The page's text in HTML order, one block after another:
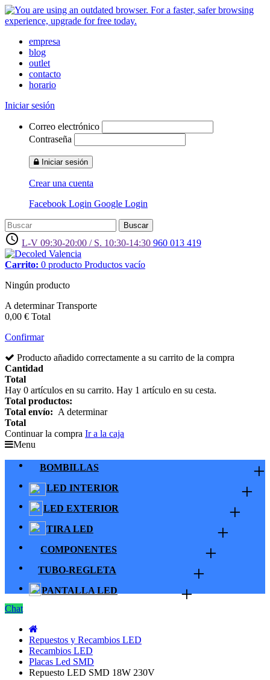
empresa
blog
outlet
contacto
horario
Iniciar sesión
Correo electrónico
Contraseña
Iniciar sesión
Crear una cuenta
Facebook Login Google Login
Buscar
access_time L-V 09:30-20:00 / S. 10:30-14:30 960 013 419
Carrito: 0 producto Productos vacío
Ningún producto
A determinarTransporte
0,00 € Total
Confirmar
Producto añadido correctamente a su carrito de la compra
Cantidad
Total
Hay 0 artículos en su carrito. Hay 1 artículo en su cesta.
Total productos:
Total envío: A determinar
Total
Continuar la compra Ir a la caja
Menu
BOMBILLAS +
LED INTERIOR +
LED EXTERIOR +
TIRA LED +
COMPONENTES +
TUBO-REGLETA +
PANTALLA LED +
Chat
Repuestos y Recambios LED
Recambios LED
Placas Led SMD
Repuesto LED SMD 18W 230V